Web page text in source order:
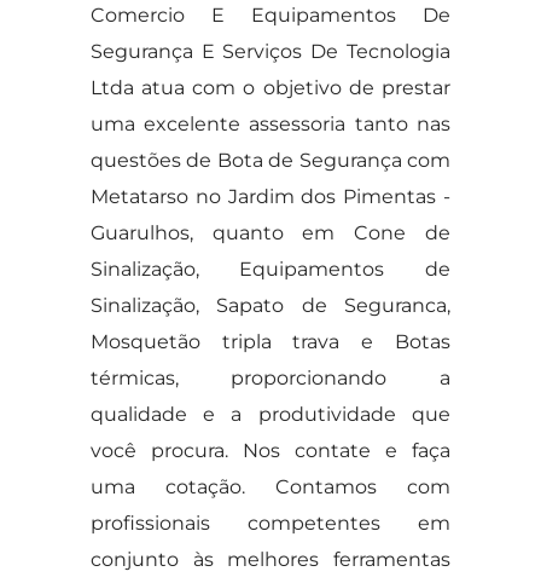
Comercio E Equipamentos De
Segurança E Serviços De Tecnologia
Ltda atua com o objetivo de prestar
uma excelente assessoria tanto nas
questões de Bota de Segurança com
Metatarso no Jardim dos Pimentas -
Guarulhos, quanto em Cone de
Sinalização, Equipamentos de
Sinalização, Sapato de Seguranca,
Mosquetão tripla trava e Botas
térmicas, proporcionando a
qualidade e a produtividade que
você procura. Nos contate e faça
uma cotação. Contamos com
profissionais competentes em
conjunto às melhores ferramentas